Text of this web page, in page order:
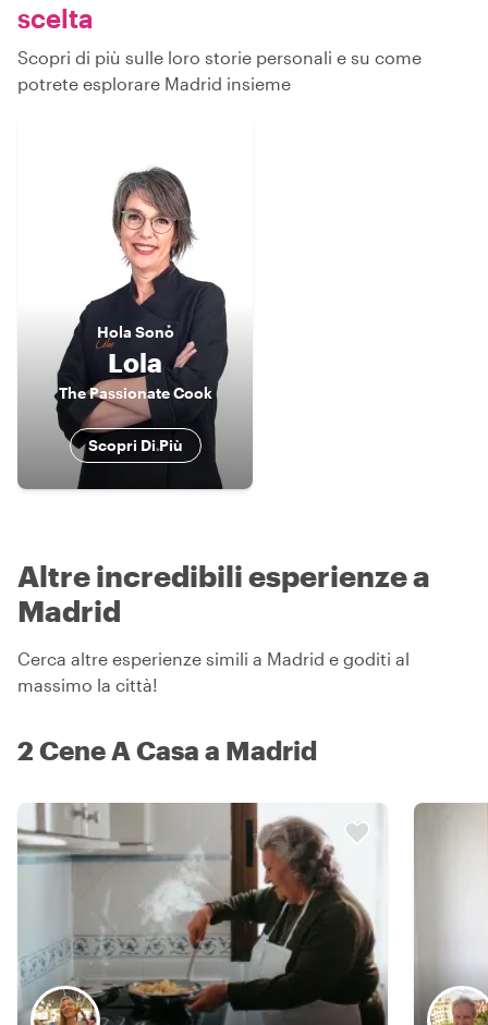
scelta
Scopri di più sulle loro storie personali e su come
potrete esplorare Madrid insieme
Hola Sono
Lola
The Passionate Cook
Scopri Di Più
Altre incredibili esperienze a
Madrid
Cerca altre esperienze simili a Madrid e goditi al
massimo la città!
2 Cene A Casa a Madrid